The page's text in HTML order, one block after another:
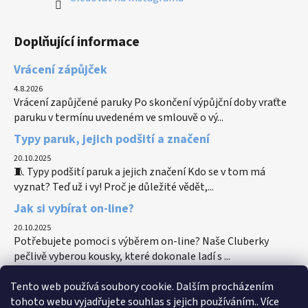
Tento web používá soubory cookie. Dalším procházením
tohoto webu vyjadřujete souhlas s jejich používáním.. Více
Doplňující informace
Vrácení zápůjček
4.8.2026
Vrácení zapůjčené paruky Po skončení výpůjční doby vraťte
paruku v termínu uvedeném ve smlouvě o vý...
Typy paruk, jejich podšití a značení
20.10.2025
🧵 Typy podšití paruk a jejich značení Kdo se v tom má
vyznat? Teď už i vy! Proč je důležité vědět,...
Jak si vybírat on-line?
20.10.2025
Potřebujete pomoci s výběrem on-line? Naše Cluberky
pečlivě vyberou kousky, které dokonale ladí s ...